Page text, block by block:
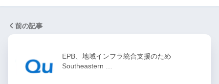
前の記事
EPB、地域インフラ統合支援のため
Southeastern …